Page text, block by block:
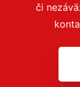
či